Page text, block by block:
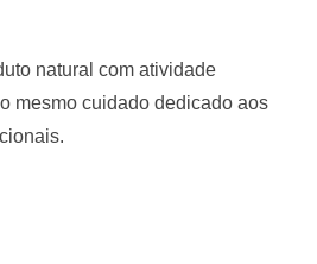
natural com atividade
mesmo cuidado dedicado aos